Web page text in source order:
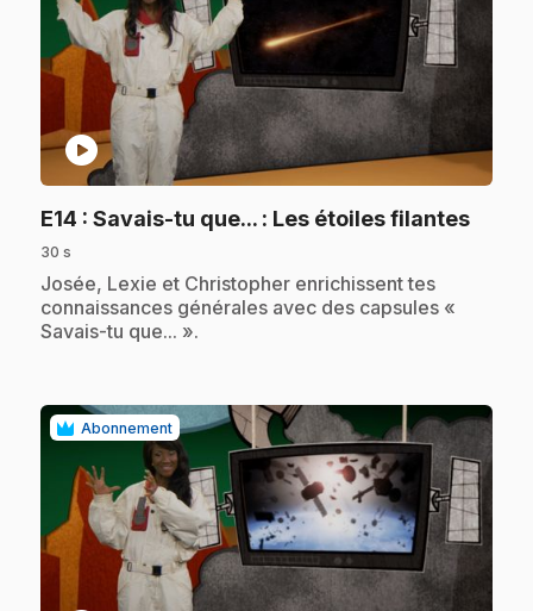
play_circle
E14 : Savais-tu que... : Les étoiles filantes.
30 s
.Josée, Lexie et Christopher enrichissent tes
connaissances générales avec des capsules «
Savais-tu que... ».
Abonnement